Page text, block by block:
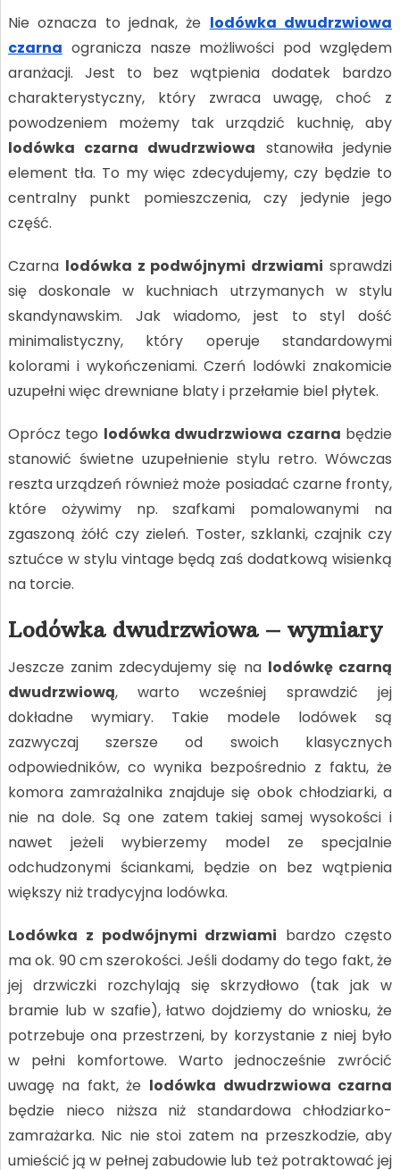
Nie oznacza to jednak, że lodówka dwudrzwiowa
czarna ogranicza nasze możliwości pod względem
aranżacji. Jest to bez wątpienia dodatek bardzo
charakterystyczny, który zwraca uwagę, choć z
powodzeniem możemy tak urządzić kuchnię, aby
lodówka czarna dwudrzwiowa stanowiła jedynie
element tła. To my więc zdecydujemy, czy będzie to
centralny punkt pomieszczenia, czy jedynie jego
część.
Czarna lodówka z podwójnymi drzwiami sprawdzi
się doskonale w kuchniach utrzymanych w stylu
skandynawskim. Jak wiadomo, jest to styl dość
minimalistyczny, który operuje standardowymi
kolorami i wykończeniami. Czerń lodówki znakomicie
uzupełni więc drewniane blaty i przełamie biel płytek.
Oprócz tego lodówka dwudrzwiowa czarna będzie
stanowić świetne uzupełnienie stylu retro. Wówczas
reszta urządzeń również może posiadać czarne fronty,
które ożywimy np. szafkami pomalowanymi na
zgaszoną żółć czy zieleń. Toster, szklanki, czajnik czy
sztućce w stylu vintage będą zaś dodatkową wisienką
na torcie.
Lodówka dwudrzwiowa – wymiary
Jeszcze zanim zdecydujemy się na lodówkę czarną
dwudrzwiową, warto wcześniej sprawdzić jej
dokładne wymiary. Takie modele lodówek są
zazwyczaj szersze od swoich klasycznych
odpowiedników, co wynika bezpośrednio z faktu, że
komora zamrażalnika znajduje się obok chłodziarki, a
nie na dole. Są one zatem takiej samej wysokości i
nawet jeżeli wybierzemy model ze specjalnie
odchudzonymi ściankami, będzie on bez wątpienia
większy niż tradycyjna lodówka.
Lodówka z podwójnymi drzwiami bardzo często
ma ok. 90 cm szerokości. Jeśli dodamy do tego fakt, że
jej drzwiczki rozchylają się skrzydłowo (tak jak w
bramie lub w szafie), łatwo dojdziemy do wniosku, że
potrzebuje ona przestrzeni, by korzystanie z niej było
w pełni komfortowe. Warto jednocześnie zwrócić
uwagę na fakt, że lodówka dwudrzwiowa czarna
będzie nieco niższa niż standardowa chłodziarko-
zamrażarka. Nic nie stoi zatem na przeszkodzie, aby
umieścić ją w pełnej zabudowie lub też potraktować jej